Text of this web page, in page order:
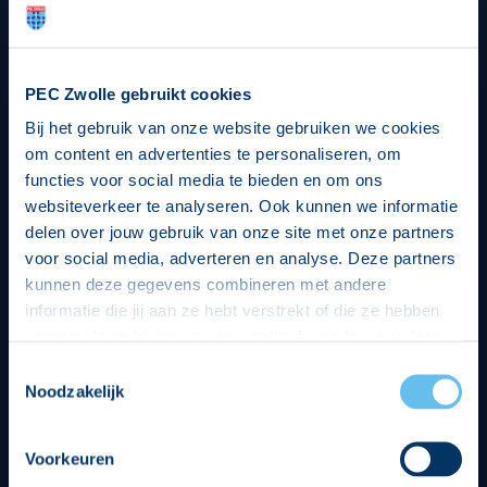
PEC Zwolle gebruikt cookies
Bij het gebruik van onze website gebruiken we cookies
om content en advertenties te personaliseren, om
functies voor social media te bieden en om ons
websiteverkeer te analyseren. Ook kunnen we informatie
delen over jouw gebruik van onze site met onze partners
voor social media, adverteren en analyse. Deze partners
kunnen deze gegevens combineren met andere
informatie die jij aan ze hebt verstrekt of die ze hebben
op een veilige en integere wijze. Je kunt je toestemming
beheren op de privacy- en cookieverklaring pagina.
Noodzakelijk
Voorkeuren